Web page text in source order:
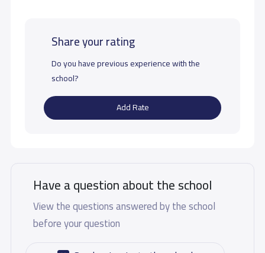
Share your rating
Do you have previous experience with the
school?
Add Rate
Have a question about the school
View the questions answered by the school
before your question